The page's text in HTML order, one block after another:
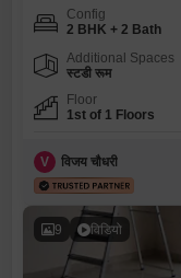
Config
2 BHK + 2 Bath
Additional Spaces
स्टडी रूम
Floor
1st of 1 Floors
V विजय चौधरी
9 विडियो